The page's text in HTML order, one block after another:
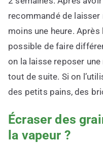
recommandé de
moins une heure.
possible de faire
on la laisse reposer une
tout de suite. Si on
des petits pains, des
Écraser des
la vapeur ?